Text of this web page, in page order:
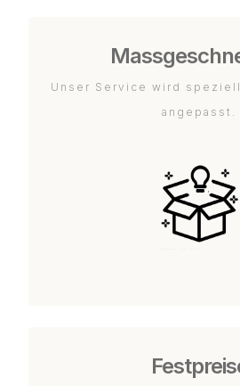
Unser Service wird
angepasst.